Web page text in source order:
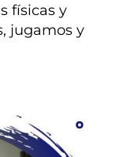
físicas y
jugamos y